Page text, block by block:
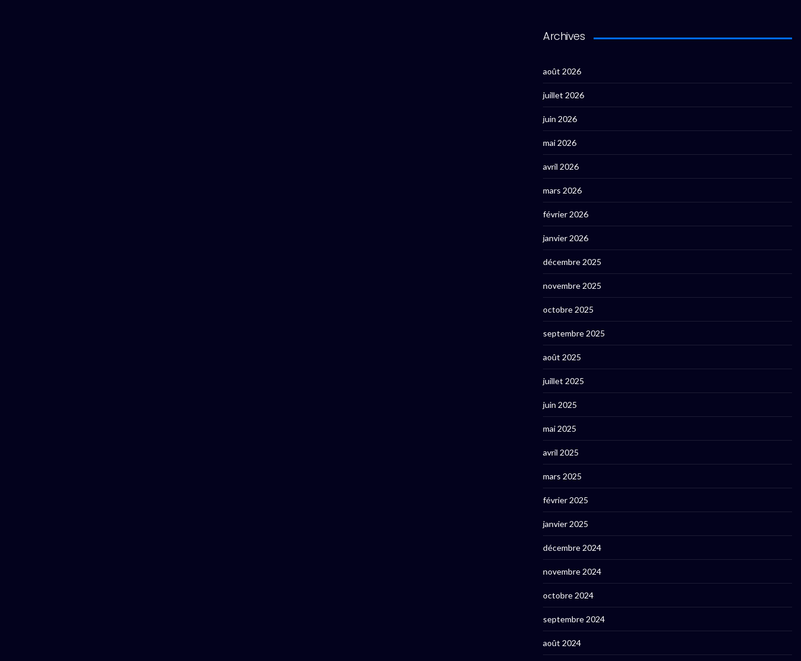
Archives
août 2026
juillet 2026
juin 2026
mai 2026
avril 2026
mars 2026
février 2026
janvier 2026
décembre 2025
novembre 2025
octobre 2025
septembre 2025
août 2025
juillet 2025
juin 2025
mai 2025
avril 2025
mars 2025
février 2025
janvier 2025
décembre 2024
novembre 2024
octobre 2024
septembre 2024
août 2024